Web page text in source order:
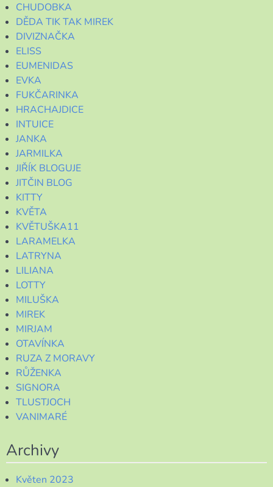
CHUDOBKA
DĚDA TIK TAK MIREK
DIVIZNAČKA
ELISS
EUMENIDAS
EVKA
FUKČARINKA
HRACHAJDICE
INTUICE
JANKA
JARMILKA
JIŘÍK BLOGUJE
JITČIN BLOG
KITTY
KVĚTA
KVĚTUŠKA11
LARAMELKA
LATRYNA
LILIANA
LOTTY
MILUŠKA
MIREK
MIRJAM
OTAVÍNKA
RUZA Z MORAVY
RŮŽENKA
SIGNORA
TLUSTJOCH
VANIMARÉ
Archivy
Květen 2023